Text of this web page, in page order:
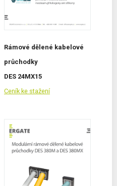
Rámové dělené kabelové
průchodky
DES 24MX15
Ceník ke stažení